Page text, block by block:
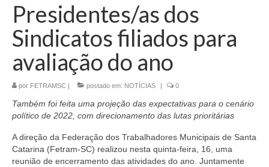
BIBLIOTECA
PRESSÃO FETRAM
CONTATO
Presidentes/as dos
Sindicatos filiados para
avaliação do ano
por FETRAMSC | postado em: NOTÍCIAS | 0
Também foi feita uma projeção das expectativas para o cenário
político de 2022, com direcionamento das lutas prioritárias
A direção da Federação dos Trabalhadores Municipais de Santa
Catarina (Fetram-SC) realizou nesta quinta-feira, 16, uma
reunião de encerramento das atividades do ano. Juntamente